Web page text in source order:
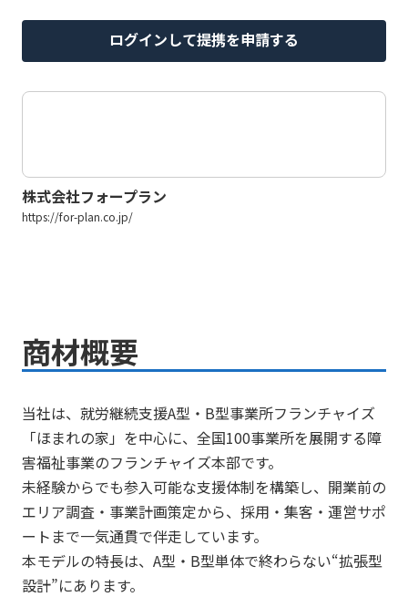
ログインして提携を申請する
株式会社フォープラン
https://for-plan.co.jp/
商材概要
当社は、就労継続支援A型・B型事業所フランチャイズ
「ほまれの家」を中心に、全国100事業所を展開する障
害福祉事業のフランチャイズ本部です。
未経験からでも参入可能な支援体制を構築し、開業前の
エリア調査・事業計画策定から、採用・集客・運営サポ
ートまで一気通貫で伴走しています。
本モデルの特長は、A型・B型単体で終わらない“拡張型
設計”にあります。